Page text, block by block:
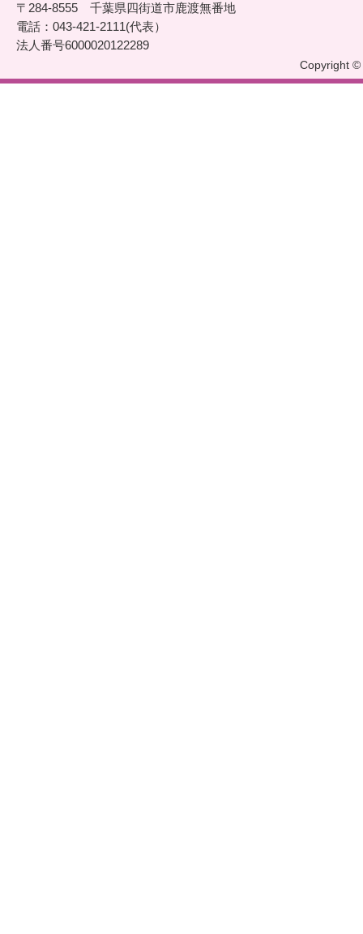
〒284-8555 千葉県四街道市鹿渡無番地
電話：043-421-2111(代表）
法人番号6000020122289
Copyright ©